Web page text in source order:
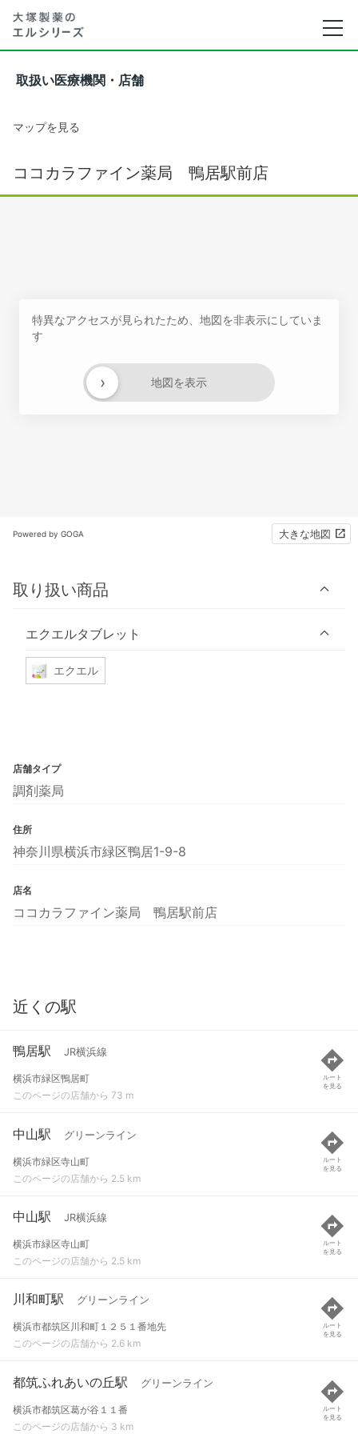
取扱い医療機関・店舗
マップを見る
ココカラファイン薬局 鴨居駅前店
特異なアクセスが見られたため、地図を非表示にしていま
す
地図を表示
›
Powered by GOGA 大きな地図
取り扱い商品
エクエルタブレット
エクエル
店舗タイプ
調剤薬局
住所
神奈川県横浜市緑区鴨居1-9-8
店名
ココカラファイン薬局 鴨居駅前店
近くの駅
鴨居駅 JR横浜線
横浜市緑区鴨居町
このページの店舗から 73 m
ルート
を見る
中山駅 グリーンライン
横浜市緑区寺山町
このページの店舗から 2.5 km
ルート
を見る
中山駅 JR横浜線
横浜市緑区寺山町
このページの店舗から 2.5 km
ルート
を見る
川和町駅 グリーンライン
横浜市都筑区川和町１２５１番地先
このページの店舗から 2.6 km
ルート
を見る
都筑ふれあいの丘駅 グリーンライン
横浜市都筑区葛が谷１１番
このページの店舗から 3 km
ルート
を見る